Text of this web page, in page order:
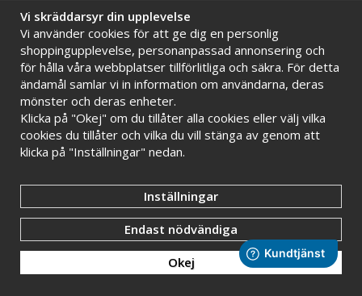
Griffeltavla i ek med krokar
- 28 x 61 cm
1 499 kr
INFO KÖP
1 499 kr
INFO KÖP
MAGNETISK
Vi skräddarsyr din upplevelse
Vi använder cookies för att ge dig en personlig
shoppingupplevelse, personanpassad annonsering och
för hålla våra webbplatser tillförlitliga och säkra. För detta
ändamål samlar vi in information om användarna, deras
mönster och deras enheter.
Klicka på "Okej" om du tillåter alla cookies eller välj vilka
cookies du tillåter och vilka du vill stänga av genom att
klicka på "Inställningar" nedan.
Inställningar
Endast nödvändiga
Okej